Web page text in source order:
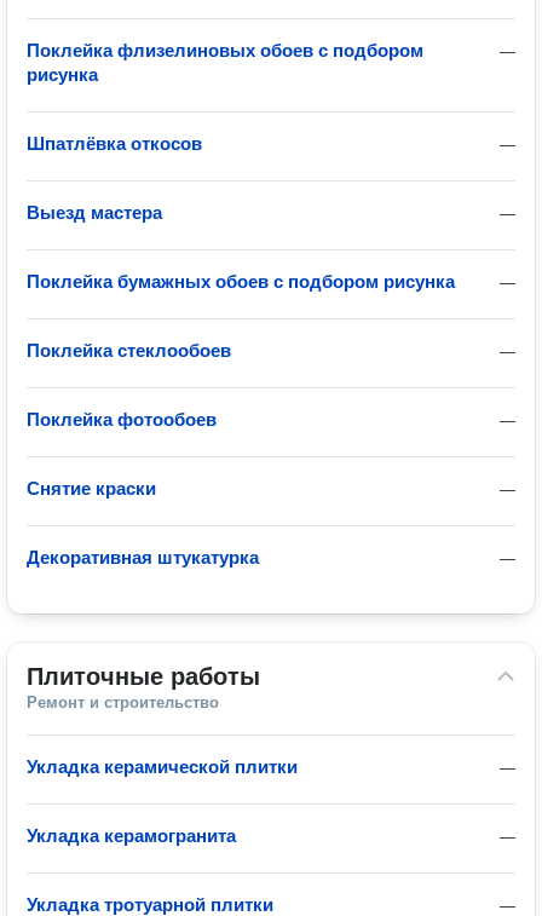
—
Поклейка флизелиновых обоев с подбором
рисунка
—
Шпатлёвка откосов
—
Выезд мастера
—
Поклейка бумажных обоев с подбором рисунка
—
Поклейка стеклообоев
—
Поклейка фотообоев
—
Снятие краски
—
Декоративная штукатурка
Плиточные работы
Ремонт и строительство
—
Укладка керамической плитки
—
Укладка керамогранита
—
Укладка тротуарной плитки